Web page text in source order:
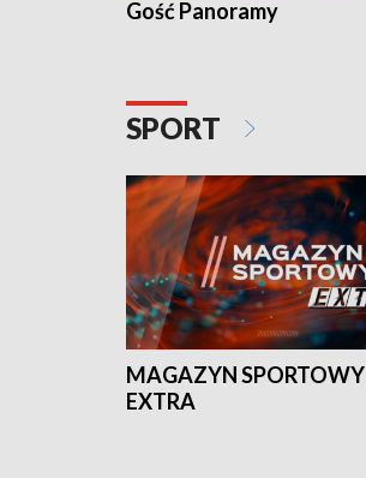
Gość Panoramy
SPORT
MAGAZYN SPORTOWY
EXTRA